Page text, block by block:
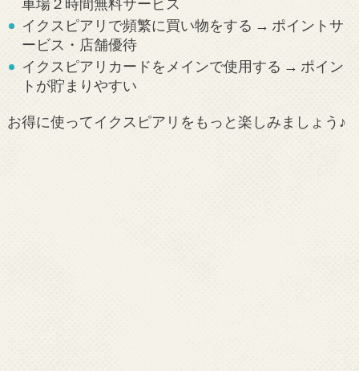
車場２時間無料サービス
イクスピアリで頻繁に買い物をする → ポイントサ
ービス・店舗優待
イクスピアリカードをメインで使用する → ポイン
トが貯まりやすい
お得に使ってイクスピアリをもっと楽しみましょう♪